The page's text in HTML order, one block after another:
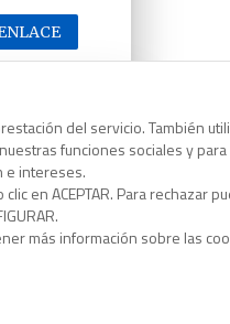
del servicio. También
funciones sociales y para
e intereses.
en ACEPTAR. Para rechazar
más información sobre las